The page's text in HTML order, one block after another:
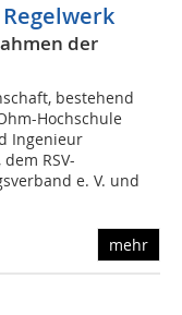
der
bestehend
Hochschule
Ingenieur
RSV-
e. V. und
mehr